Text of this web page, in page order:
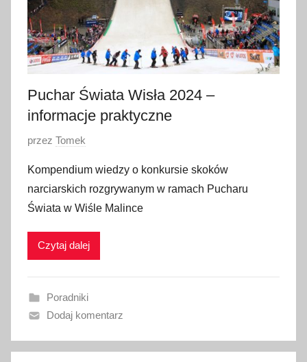
i
a
2
0
Puchar Świata Wisła 2024 –
informacje praktyczne
O
u
b
l
i
a
n
1
przez Tomek
Kompendium wiedzy o konkursie skoków
narciarskich rozgrywanym w ramach Pucharu
Świata w Wiśle Malince
Czytaj dalej
Poradniki
Dodaj komentarz